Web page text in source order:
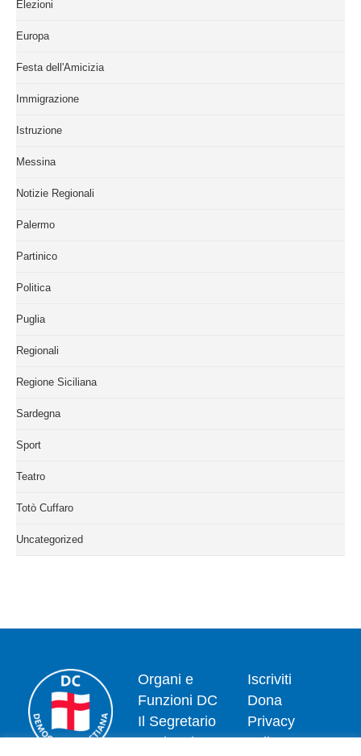
Elezioni
Europa
Festa dell'Amicizia
Immigrazione
Istruzione
Messina
Notizie Regionali
Palermo
Partinico
Politica
Puglia
Regionali
Regione Siciliana
Sardegna
Sport
Teatro
Totò Cuffaro
Uncategorized
Organi e
Funzioni DC
Il Segretario
Nazionale
Iscriviti
Dona
Privacy
policy